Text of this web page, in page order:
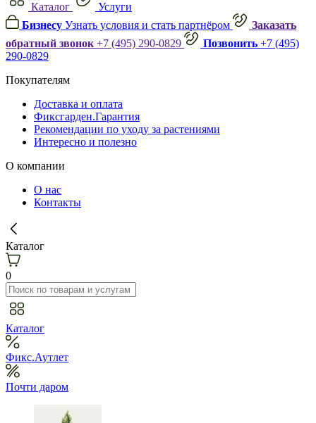
Каталог
Услуги
Бизнесу Узнать условия и стать партнёром
Заказать
обратный звонок +7 (495) 290-0829 Позвонить +7 (495)
290-0829
Покупателям
Доставка и оплата
Фиксгарден.Гарантия
Рекомендации по уходу за растениями
Интересно и полезно
О компании
О нас
Контакты
Каталог
0
Каталог
Фикс.Аутлет
Почти даром